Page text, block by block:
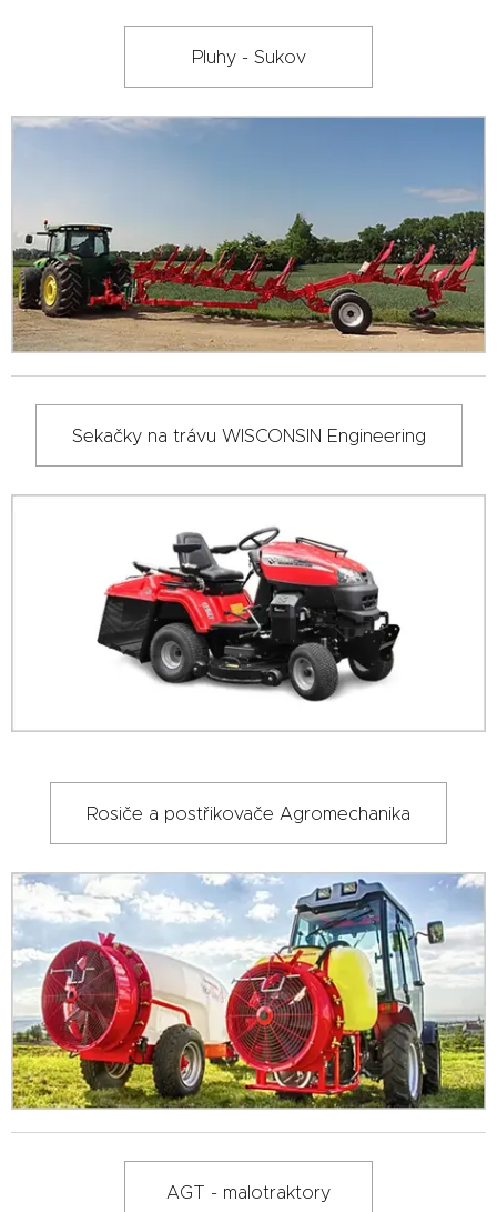
Pluhy - Sukov
Sekačky na trávu WISCONSIN Engineering
Rosiče a postřikovače Agromechanika
AGT - malotraktory